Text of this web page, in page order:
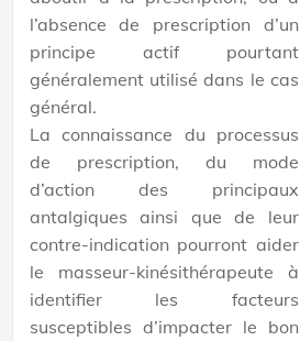
l’absence de prescription d’un
principe actif pourtant
généralement utilisé dans le cas
général.
La connaissance du processus
de prescription, du mode
d’action des principaux
antalgiques ainsi que de leur
contre-indication pourront aider
le masseur-kinésithérapeute à
identifier les facteurs
susceptibles d’impacter le bon